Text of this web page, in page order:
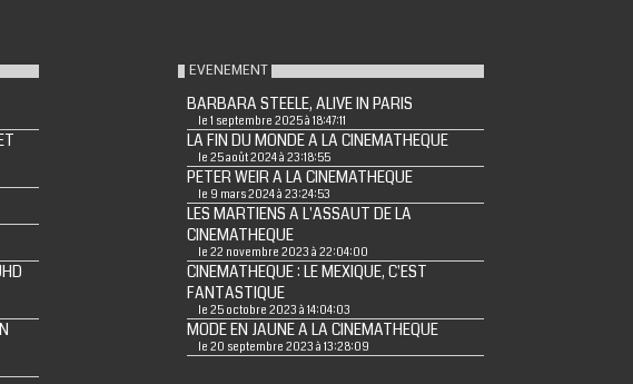
EVENEMENT
BARBARA STEELE, ALIVE IN PARIS
le 1 septembre 2025 à 18:47:11
LA FIN DU MONDE A LA CINEMATHEQUE
le 25 août 2024 à 23:18:55
PETER WEIR A LA CINEMATHEQUE
le 9 mars 2024 à 23:24:53
LES MARTIENS A L'ASSAUT DE LA
CINEMATHEQUE
le 22 novembre 2023 à 22:04:00
CINEMATHEQUE : LE MEXIQUE, C'EST
FANTASTIQUE
le 25 octobre 2023 à 14:04:03
MODE EN JAUNE A LA CINEMATHEQUE
le 20 septembre 2023 à 13:28:09